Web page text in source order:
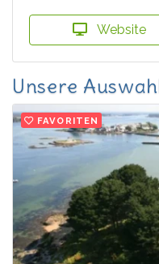
Website
Unsere
FAVORITEN